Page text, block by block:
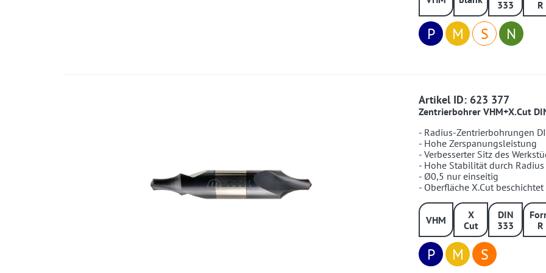
333 R
P M S N
Artikel ID: 623 377623377
Zentrierbohrer VHM+X.Cut
- Radius-Zentrierbohrungen
- Hohe Zerspanungsleistung
- Verbesserter Sitz des
- Hohe Stabilität durch Radius
- Ø0,5 nur einseitig
- Oberfläche X.Cut beschichtet
VHM
X
Cut
DIN
333
R
P M S